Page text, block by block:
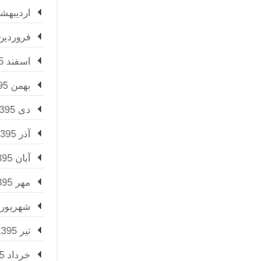
اردیبهشت 1396
فروردین 1396 (1)
اسفند 1395 (2)
بهمن 1395 (2)
دی 1395 (5)
آذر 1395 (5)
آبان 1395 (2)
مهر 1395 (5)
شهریور 1395 (5)
تیر 1395 (3)
خرداد 1395 (3)